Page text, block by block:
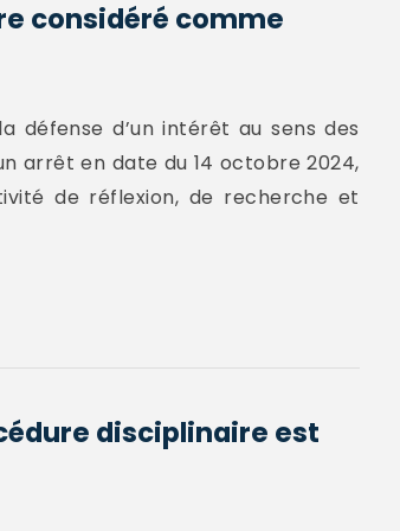
considéré comme
défense d’un intérêt au sens des
arrêt en date du 14 octobre 2024,
de réflexion, de recherche et
disciplinaire est